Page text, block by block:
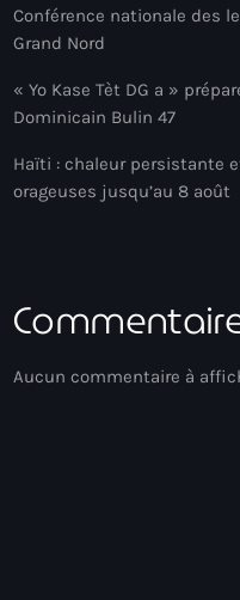
Conférence nationale des
Grand Nord
« Yo Kase Tèt DG a »
Dominicain Bulin 47
Haïti : chaleur persistante
orageuses jusqu’au 8 août
Aucun commentaire à